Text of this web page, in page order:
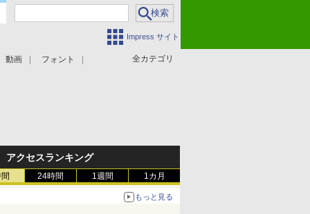
Impress サイト
全カテゴリ
動画 フォント
アクセスランキング
24時間 1週間 1カ月
もっと見る